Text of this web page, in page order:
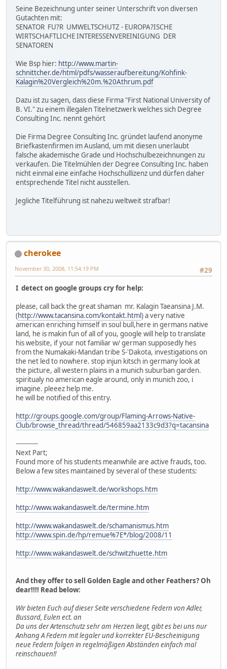
Seine Bezeichnung unter seiner Unterschrift von diversen
Gutachten mit:
SENATOR FU?R UMWELTSCHUTZ - EUROPA?ISCHE
WIRTSCHAFTLICHE INTERESSENVEREINIGUNG DER
SENATOREN
Wie Bsp hier: http://www.martin-
schnittcher.de/html/pdfs/wasseraufbereitung/Kohfink-
Kalagin%20Vergleich%20m.%20Athrum.pdf
Dazu ist zu sagen, dass diese Firma "First National University of
B. VI." zu einem illegalen Titelnetzwerk welches sich Degree
Consulting Inc. nennt gehört
Die Firma Degree Consulting Inc. gründet laufend anonyme
Briefkastenfirmen im Ausland, um mit diesen unerlaubt
falsche akademische Grade und Hochschulbezeichnungen zu
verkaufen. Die Titelmühlen der Degree Consulting Inc. haben
nicht einmal eine einfache Hochschullizenz und dürfen daher
entsprechende Titel nicht ausstellen.
Jegliche Titelführung ist nahezu weltweit strafbar!
cherokee
#29
November 30, 2008, 11:54:19 PM
I detect on google groups cry for help:
please, call back the great shaman mr. Kalagin Taeansina J.M.
(http://www.tacansina.com/kontakt.html) a very native
american enriching himself in soul bull,here in germans native
land, he is makin fun of all of you, google will help to translate
his website, if your not familiar w/ german supposedly hes
from the Numakaki-Mandan tribe S-'Dakota, investigations on
the net led to nowhere. stop injun kitsch in germany look at
the picture, all western plains in a munich suburban garden.
spiritualy no american eagle around, only in munich zoo, i
imagine. pleeez help me.
he will be notified of this entry.
http://groups.google.com/group/Flaming-Arrows-Native-
Club/browse_thread/thread/546859aa2133c9d3?q=tacansina
-----------
Next Part;
Found more of his students meanwhile are active frauds, too.
Below a few sites maintained by several of these students:
http://www.wakandaswelt.de/workshops.htm
http://www.wakandaswelt.de/termine.htm
http://www.wakandaswelt.de/schamanismus.htm
http://www.spin.de/hp/remue%7E*/blog/2008/11
http://www.wakandaswelt.de/schwitzhuette.htm
And they offer to sell Golden Eagle and other Feathers? Oh
dear!!!! Read below:
Wir bieten Euch auf dieser Seite verschiedene Federn von Adler,
Bussard, Eulen ect. an
Da uns der Artenschutz sehr am Herzen liegt, gibt es bei uns nur
Anhang A Federn mit legaler und korrekter EU-Bescheinigung
neue Federn folgen in regelmäßigen Abständen einfach mal
reinschauen!!